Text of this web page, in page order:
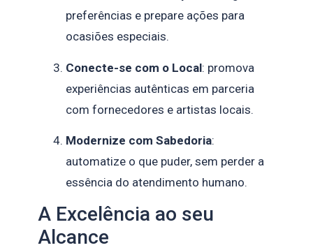
preferências e prepare ações para
ocasiões especiais.
Conecte-se com o Local: promova
experiências autênticas em parceria
com fornecedores e artistas locais.
Modernize com Sabedoria:
automatize o que puder, sem perder a
essência do atendimento humano.
A Excelência ao seu
Alcance